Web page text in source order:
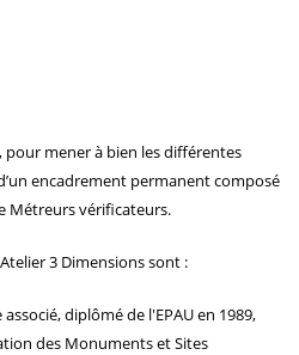
pour mener à bien les différentes
encadrement permanent composé
Métreurs vérificateurs.
3 Dimensions sont :
diplômé de l'EPAU en 1989,
des Monuments et Sites